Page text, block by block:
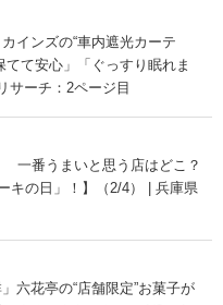
インズの“車内遮光カーテ
て安心」「ぐっすり眠れま
サーチ：2ページ目
一番うまいと思う店はどこ？
キの日」！】（2/4） | 兵庫県
六花亭の“店舗限定”お菓子が